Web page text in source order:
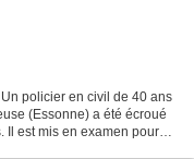
policier en civil de 40 ans
(Essonne) a été écroué
Il est mis en examen pour